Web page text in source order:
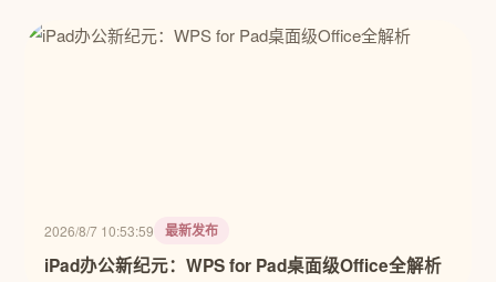
2026/8/7 10:53:59 最新发布
iPad办公新纪元：WPS for Pad桌面级Office全解析